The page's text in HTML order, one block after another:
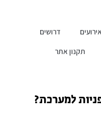
דרושים
תקנון אתר
למערכת?